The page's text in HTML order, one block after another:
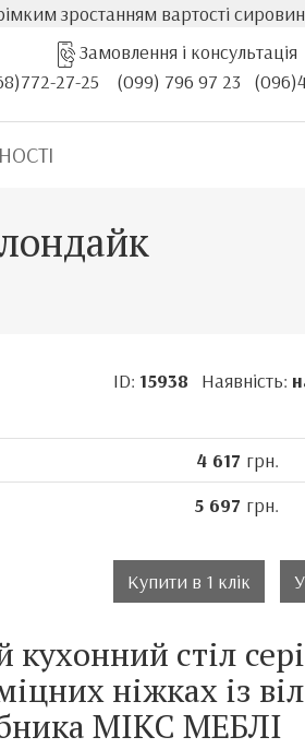
вартості сировини та
Замовлення і консультація
27-25
(099) 796 97 23
ID: 15938 Наявність:
4 617 грн.
5 697 грн.
Купити в 1 клік
стіл
ніжках із
МІКС МЕБЛІ